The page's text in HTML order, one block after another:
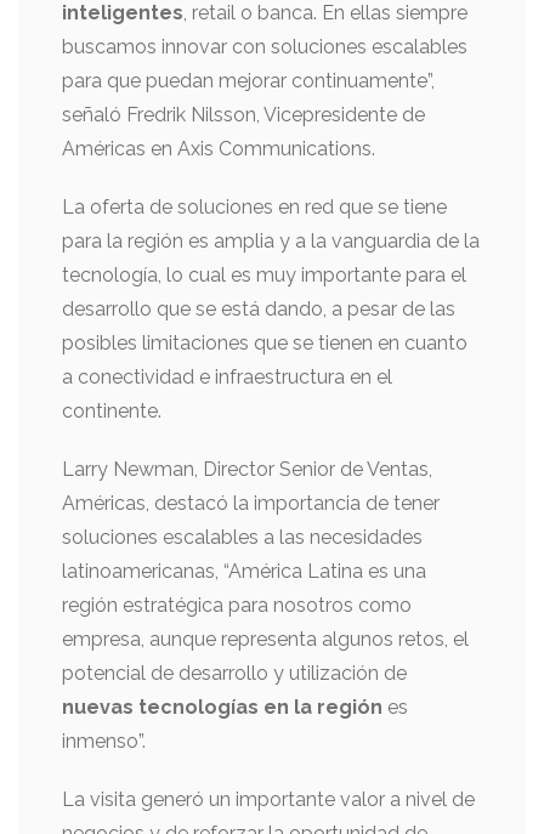
inteligentes, retail o banca. En ellas siempre
buscamos innovar con soluciones escalables
para que puedan mejorar continuamente”,
señaló Fredrik Nilsson, Vicepresidente de
Américas en Axis Communications.
La oferta de soluciones en red que se tiene
para la región es amplia y a la vanguardia de la
tecnología, lo cual es muy importante para el
desarrollo que se está dando, a pesar de las
posibles limitaciones que se tienen en cuanto
a conectividad e infraestructura en el
continente.
Larry Newman, Director Senior de Ventas,
Américas, destacó la importancia de tener
soluciones escalables a las necesidades
latinoamericanas, “América Latina es una
región estratégica para nosotros como
empresa, aunque representa algunos retos, el
potencial de desarrollo y utilización de
nuevas tecnologías en la región es
inmenso”.
La visita generó un importante valor a nivel de